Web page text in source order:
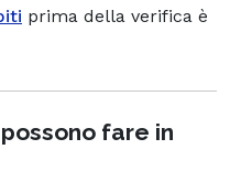
prima della verifica è
fare in